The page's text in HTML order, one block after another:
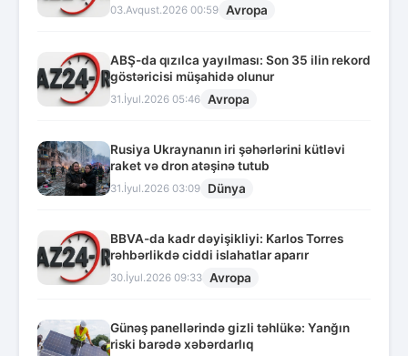
03.Avqust.2026 00:59 Avropa
ABŞ-da qızılca yayılması: Son 35 ilin rekord
göstəricisi müşahidə olunur
31.İyul.2026 05:46 Avropa
Rusiya Ukraynanın iri şəhərlərini kütləvi
raket və dron atəşinə tutub
31.İyul.2026 03:09 Dünya
BBVA-da kadr dəyişikliyi: Karlos Torres
rəhbərlikdə ciddi islahatlar aparır
30.İyul.2026 09:33 Avropa
Günəş panellərində gizli təhlükə: Yanğın
riski barədə xəbərdarlıq